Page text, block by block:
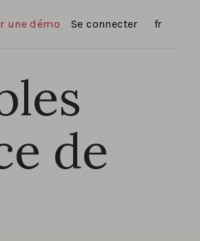
une démo Se connecter Langues
fr
de